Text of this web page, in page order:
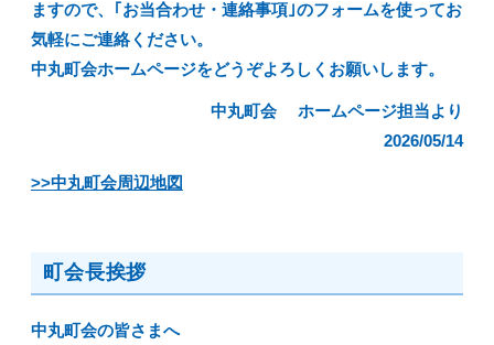
ますので、｢お当合わせ・連絡事項｣のフォームを使ってお
気軽にご連絡ください。
中丸町会ホームページをどうぞよろしくお願いします。
中丸町会 ホームページ担当より
2026/05/14
>>中丸町会周辺地図
町会長挨拶
中丸町会の皆さまへ